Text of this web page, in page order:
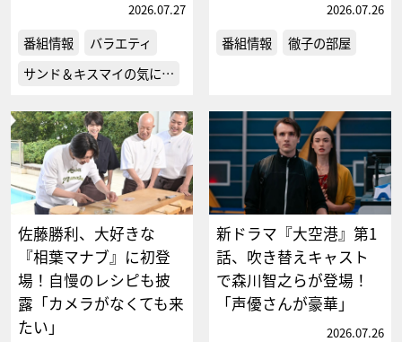
2026.07.27
番組情報
バラエティ
サンド＆キスマイの気に…
2026.07.26
番組情報 徹子の部屋
佐藤勝利、大好きな
『相葉マナブ』に初登
場！自慢のレシピも披
露「カメラがなくても来
たい」
新ドラマ『大空港』第1
話、吹き替えキャスト
で森川智之らが登場！
「声優さんが豪華」
2026.07.26